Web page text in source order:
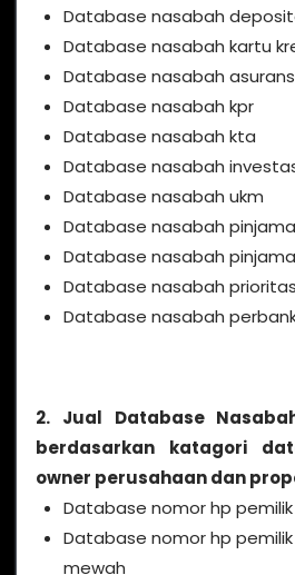
Database nasabah
Database nasabah kartu
Database nasabah
Database nasabah kpr
Database nasabah kta
Database nasabah
Database nasabah ukm
Database nasabah
Database nasabah
Database nasabah prioritas
Database nasabah
2. Jual Database
berdasarkan katagori
owner perusahaan dan
Database nomor hp
Database nomor hp
mewah